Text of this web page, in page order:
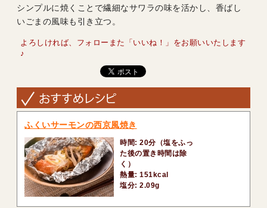
シンプルに焼くことで繊細なサワラの味を活かし、香ばし
いごまの風味も引き立つ。
よろしければ、フォローまた「いいね！」をお願いいたします
♪
ふくいサーモンの西京風焼き
時間: 20分（塩をふっ
た後の置き時間は除
く）
熱量: 151kcal
塩分: 2.09g